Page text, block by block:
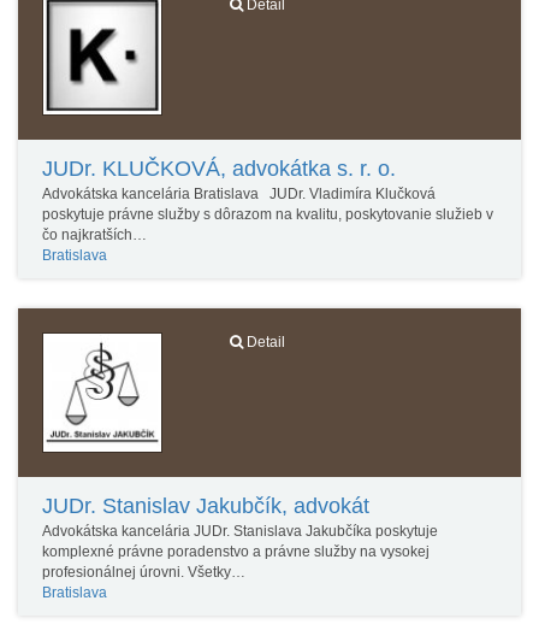
Detail
JUDr. KLUČKOVÁ, advokátka s. r. o.
Advokátska kancelária Bratislava JUDr. Vladimíra Klučková
poskytuje právne služby s dôrazom na kvalitu, poskytovanie služieb v
čo najkratších…
Bratislava
Detail
JUDr. Stanislav Jakubčík, advokát
Advokátska kancelária JUDr. Stanislava Jakubčíka poskytuje
komplexné právne poradenstvo a právne služby na vysokej
profesionálnej úrovni. Všetky…
Bratislava